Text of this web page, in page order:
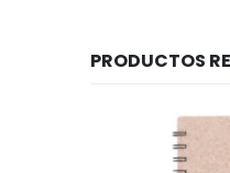
PRODUCTOS